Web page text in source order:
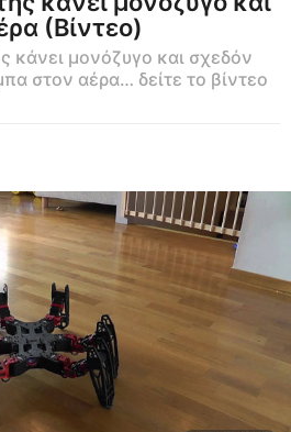
(Βίντεο)
κάνει μονόζυγο και σχεδόν
στον αέρα… δείτε το βίντεο